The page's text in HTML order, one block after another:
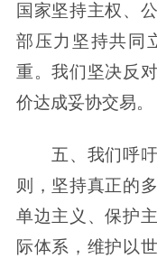
国家坚持主权、
部压力坚持共同
重。我们坚决反
价达成妥协交易。
五、我们呼吁
则，坚持真正的
单边主义、保护
际体系，维护以